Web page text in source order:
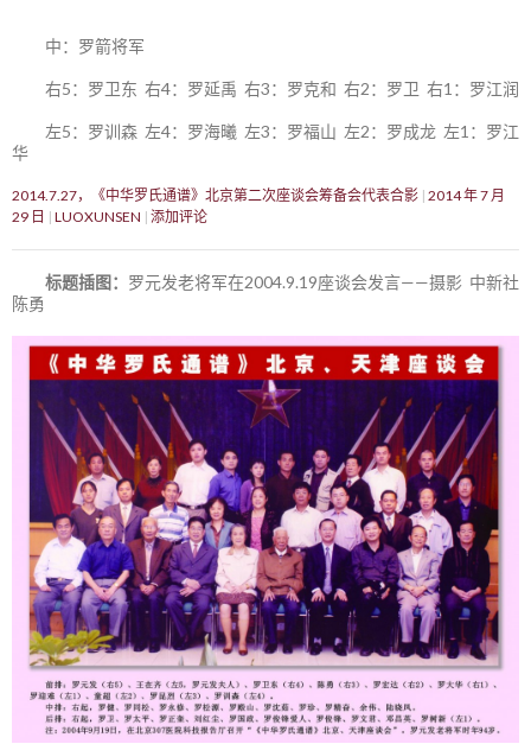
中：罗箭将军
右5：罗卫东 右4：罗延禹 右3：罗克和 右2：罗卫 右1：罗江润
左5：罗训森 左4：罗海曦 左3：罗福山 左2：罗成龙 左1：罗江
华
2014.7.27，《中华罗氏通谱》北京第二次座谈会筹备会代表合影 2014 年 7 月
29 日
LUOXUNSEN 添加评论
标题插图： 罗元发老将军在2004.9.19座谈会发言——摄影 中新社
陈勇